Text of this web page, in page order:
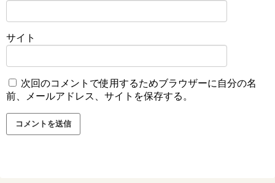
サイト
次回のコメントで使用するためブラウザーに自分の名
前、メールアドレス、サイトを保存する。